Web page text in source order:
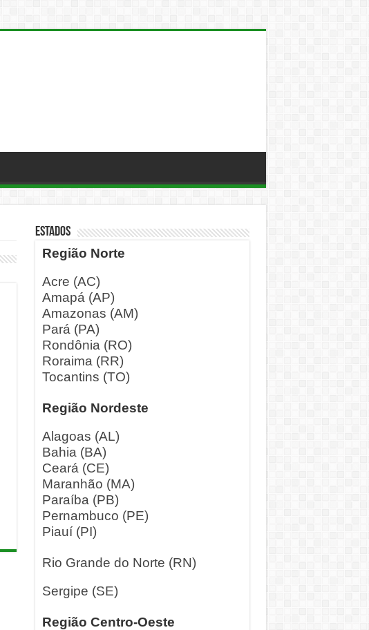
ESTADOS
Região Norte
Acre (AC)
Amapá (AP)
Amazonas (AM)
Pará (PA)
Rondônia (RO)
Roraima (RR)
Tocantins (TO)
Região Nordeste
Alagoas (AL)
Bahia (BA)
Ceará (CE)
Maranhão (MA)
Paraíba (PB)
Pernambuco (PE)
Piauí (PI)
Rio Grande do Norte (RN)
Sergipe (SE)
Região Centro-Oeste